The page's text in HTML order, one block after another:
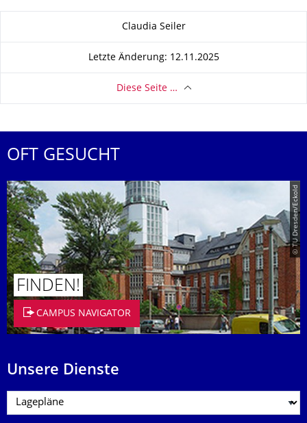
Claudia Seiler
Letzte Änderung: 12.11.2025
Diese Seite …
OFT GESUCHT
© TU Dresden/Eckold
FINDEN!
CAMPUS NAVIGATOR
Unsere Dienste